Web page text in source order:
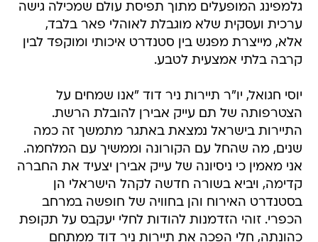
גלמפינג המופעלים מתוך תפיסת עולם שמכילה גישה
ערכית ועסקית שלא מוגבלת לאוהלי פאר בלבד,
אלא, מייצרת מפגש בין סטנדרט איכותי ומוקפד לבין
קרבה בלתי אמצעית לטבע.
יוסי חגואל, יו"ר תיירות ניר דוד "אנו שמחים על
הצטרפותה של תם עייק אבירן להובלת הרשת.
התיירות בישראל נמצאת באתגר מתמשך זה כמה
שנים, מה שהחל עם הקורונה וממשיך עם המלחמה.
אני מאמין כי ניסיונה של עייק אבירן יצעיד את החברה
קדימה, ויביא בשורה חדשה לקהל הישראלי הן
בסטנדרט האירוח והן בחוויה של חופשה במרחב
הכפרי. זוהי הזדמנות להודות לחלי יעקבס על תקופת
כהונתה, חלי הפכה את תיירות ניר דוד ממתחם